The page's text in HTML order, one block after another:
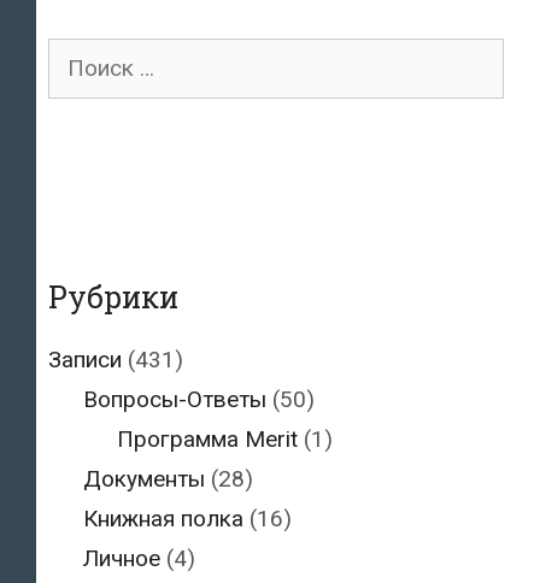
Поиск
Рубрики
Записи (431)
Вопросы-Ответы (50)
Программа Merit (1)
Документы (28)
Книжная полка (16)
Личное(4)